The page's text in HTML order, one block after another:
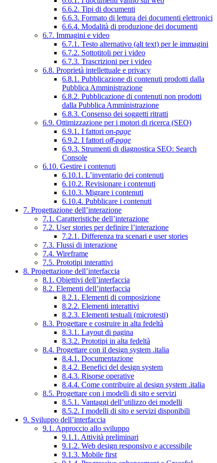
6.6.2. Tipi di documenti
6.6.3. Formato di lettura dei documenti elettronici
6.6.4. Modalità di produzione dei documenti
6.7. Immagini e video
6.7.1. Testo alternativo (alt text) per le immagini
6.7.2. Sottotitoli per i video
6.7.3. Trascrizioni per i video
6.8. Proprietà intellettuale e privacy
6.8.1. Pubblicazione di contenuti prodotti dalla
Pubblica Amministrazione
6.8.2. Pubblicazione di contenuti non prodotti
dalla Pubblica Amministrazione
6.8.3. Consenso dei soggetti ritratti
6.9. Ottimizzazione per i motori di ricerca (SEO)
6.9.1. I fattori on-page
6.9.2. I fattori off-page
6.9.3. Strumenti di diagnostica SEO: Search
Console
6.10. Gestire i contenuti
6.10.1. L’inventario dei contenuti
6.10.2. Revisionare i contenuti
6.10.3. Migrare i contenuti
6.10.4. Pubblicare i contenuti
7. Progettazione dell’interazione
7.1. Caratteristiche dell’interazione
7.2. User stories per definire l’interazione
7.2.1. Differenza tra scenari e user stories
7.3. Flussi di interazione
7.4. Wireframe
7.5. Prototipi interattivi
8. Progettazione dell’interfaccia
8.1. Obiettivi dell’interfaccia
8.2. Elementi dell’interfaccia
8.2.1. Elementi di composizione
8.2.2. Elementi interattivi
8.2.3. Elementi testuali (microtesti)
8.3. Progettare e costruire in alta fedeltà
8.3.1. Layout di pagina
8.3.2. Prototipi in alta fedeltà
8.4. Progettare con il design system .italia
8.4.1. Documentazione
8.4.2. Benefici del design system
8.4.3. Risorse operative
8.4.4. Come contribuire al design system .italia
8.5. Progettare con i modelli di sito e servizi
8.5.1. Vantaggi dell’utilizzo dei modelli
8.5.2. I modelli di sito e servizi disponibili
9. Sviluppo dell’interfaccia
9.1. Approccio allo sviluppo
9.1.1. Attività preliminari
9.1.2. Web design responsivo e accessibile
9.1.3. Mobile first